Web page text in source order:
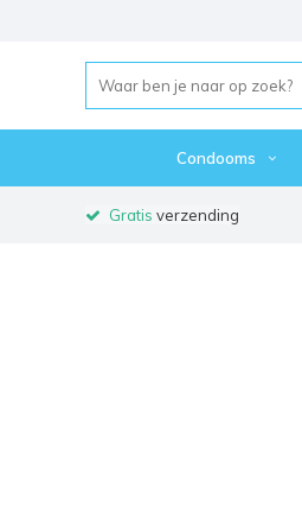
Condooms
Gratis verzending